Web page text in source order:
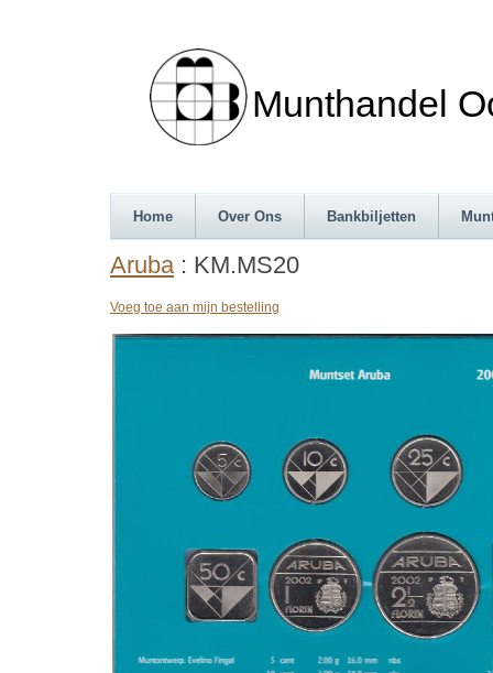
Munthandel
Home Over Ons Bankbiljetten
Aruba: KM.MS20
Voeg toe aan mijn bestelling